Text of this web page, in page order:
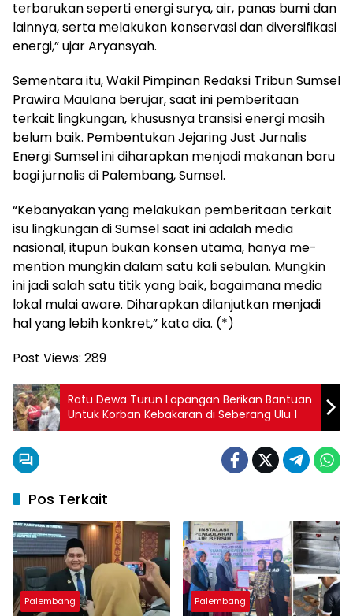
terbarukan seperti energi surya, air, panas bumi dan
lainnya, serta melakukan konservasi dan diversifikasi
energi,” ujar Aryansyah.
Sementara itu, Wakil Pimpinan Redaksi Tribun Sumsel
Prawira Maulana berujar, saat ini pemberitaan
terkait lingkungan, khususnya transisi energi masih
belum baik. Pembentukan Jejaring Just Jurnalis
Energi Sumsel ini diharapkan menjadi makanan baru
bagi jurnalis di Palembang, Sumsel.
“Kebanyakan yang melakukan pemberitaan terkait
isu lingkungan di Sumsel saat ini adalah media
nasional, itupun bukan konsen utama, hanya me-
mention mungkin dalam satu kali sebulan. Mungkin
ini jadi salah satu titik yang baik, bagaimana media
lokal mulai aware. Diharapkan dilanjutkan menjadi
hal yang lebih konkret,” kata dia. (*)
Post Views: 289
Ratu Dewa Turun Lapangan Berikan Bantuan
Untuk Korban Kebakaran di Seberang Ulu 1
Pos Terkait
Palembang Palembang